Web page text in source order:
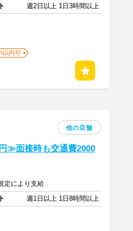
週2日以上 1日3時間以上
以内可
他の店舗
≫面接時も交通費2000
定により支給
週1日以上 1日8時間以上